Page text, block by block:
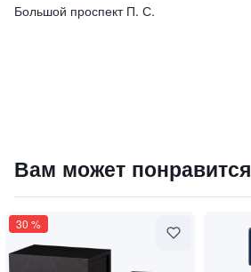
Большой проспект П. С.
51000₽9 840 ₽
Вам может понравится
30 %